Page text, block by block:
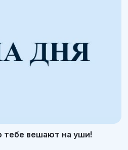
тебе вешают на уши!